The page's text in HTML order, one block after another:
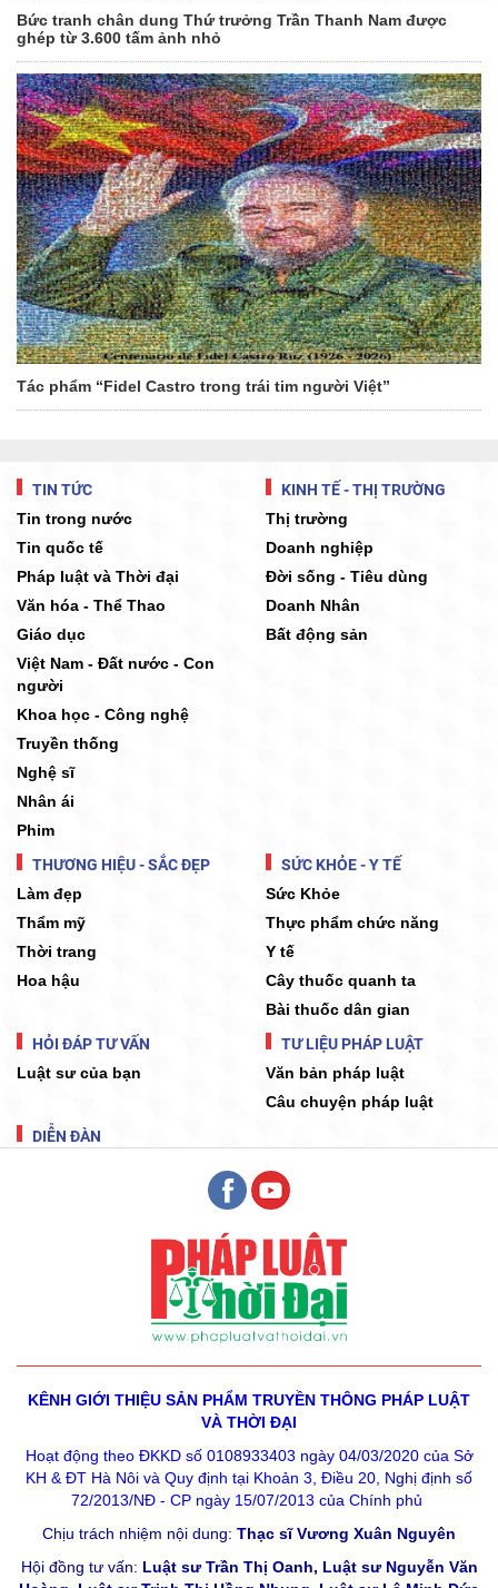
Bức tranh chân dung Thứ trưởng Trần Thanh Nam được
ghép từ 3.600 tấm ảnh nhỏ
Tác phẩm “Fidel Castro trong trái tim người Việt”
TIN TỨC
Tin trong nước
Tin quốc tế
Pháp luật và Thời đại
Văn hóa - Thể Thao
Giáo dục
Việt Nam - Đất nước - Con
người
Khoa học - Công nghệ
Truyền thống
Nghệ sĩ
Nhân ái
Phim
KINH TẾ - THỊ TRƯỜNG
Thị trường
Doanh nghiệp
Đời sống - Tiêu dùng
Doanh Nhân
Bất động sản
THƯƠNG HIỆU - SẮC ĐẸP
Làm đẹp
Thẩm mỹ
Thời trang
Hoa hậu
SỨC KHỎE - Y TẾ
Sức Khỏe
Thực phẩm chức năng
Y tế
Cây thuốc quanh ta
Bài thuốc dân gian
HỎI ĐÁP TƯ VẤN
Luật sư của bạn
TƯ LIỆU PHÁP LUẬT
Văn bản pháp luật
Câu chuyện pháp luật
DIỄN ĐÀN
KÊNH GIỚI THIỆU SẢN PHẨM TRUYỀN THÔNG PHÁP LUẬT
VÀ THỜI ĐẠI
Hoạt động theo ĐKKD số 0108933403 ngày 04/03/2020 của Sở
KH & ĐT Hà Nôi và Quy định tại Khoản 3, Điều 20, Nghị định số
72/2013/NĐ - CP ngày 15/07/2013 của Chính phủ
Chịu trách nhiệm nội dung: Thạc sĩ Vương Xuân Nguyên
Hội đồng tư vấn: Luật sư Trần Thị Oanh, Luật sư Nguyễn Văn